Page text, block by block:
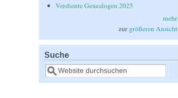
Verdiente Genealogen 2025
mehr
zur größeren Ansicht
Suche
Suche